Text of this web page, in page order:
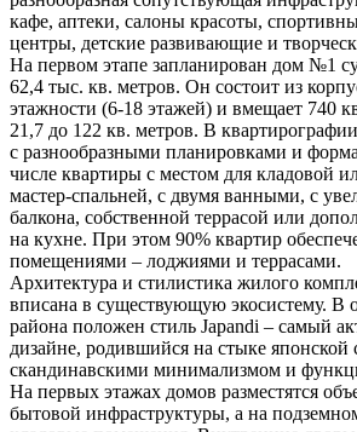
кафе, аптеки, салоны красоты,
центры, детские развивающие и
На первом этапе запланирован дом №1
62,4 тыс. кв. метров. Он состоит из
этажности (6-18 этажей) и вмещает 740
21,7 до 122 кв. метров. В
с разнообразными планировками и
числе квартиры с местом для кладовой
мастер-спальней, с двумя ванными, с
балкона, собственной террасой или
на кухне. При этом 90% квартир
помещениями – лоджиями и террасами.
Архитектура и стилистика жилого
вписана в существующую экосистему. В
района положен стиль Japandi – самый
дизайне, родившийся на стыке японской
скандинавскими минимализмом и
На первых этажах домов разместятся
бытовой инфраструктуры, а на